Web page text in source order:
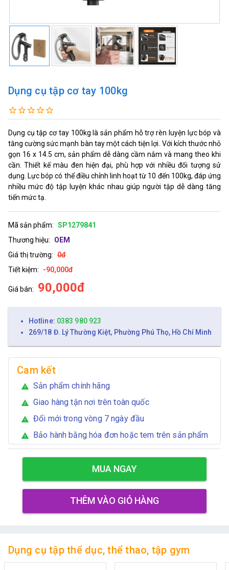
Dụng cụ tập cơ tay 100kg
Dụng cụ tập cơ tay 100kg là sản phẩm hỗ trợ rèn luyện lực bóp và
tăng cường sức mạnh bàn tay một cách tiện lợi. Với kích thước nhỏ
gọn 16 x 14.5 cm, sản phẩm dễ dàng cầm nắm và mang theo khi
cần. Thiết kế màu đen hiện đại, phù hợp với nhiều đối tượng sử
dụng. Lực bóp có thể điều chỉnh linh hoạt từ 10 đến 100kg, đáp ứng
nhiều mức độ tập luyện khác nhau giúp người tập dễ dàng tăng
tiến mức tạ.
Mã sản phẩm: SP1279841
Thương hiệu:
OEM
Giá thị trường: 0đ
Tiết kiệm:
-90,000đ
Giá bán: 90,000đ
Hotline: 0383 980 923
269/18 Đ. Lý Thường Kiệt, Phường Phú Thọ, Hồ Chí Minh
Cam kết
warning Sản phẩm chính hãng
warning Giao hàng tận nơi trên toàn quốc
warning Đổi mới trong vòng 7 ngày đầu
warning Bảo hành bằng hóa đơn hoặc tem trên sản phẩm
MUA NGAY
THÊM VÀO GIỎ HÀNG
Dụng cụ tập thể dục, thể thao, tập gym